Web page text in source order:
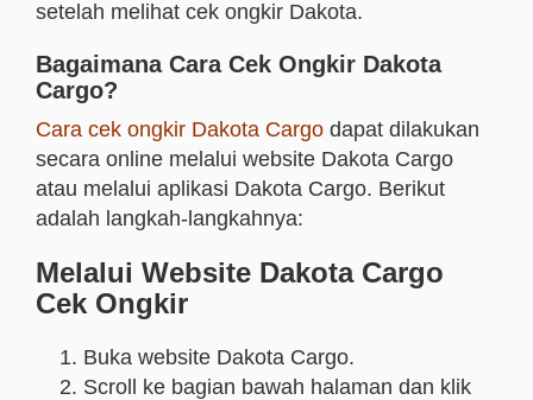
setelah melihat cek ongkir Dakota.
Bagaimana Cara Cek Ongkir Dakota
Cargo?
Cara cek ongkir Dakota Cargo dapat dilakukan
secara online melalui website Dakota Cargo
atau melalui aplikasi Dakota Cargo. Berikut
adalah langkah-langkahnya:
Melalui Website Dakota Cargo
Cek Ongkir
Buka website Dakota Cargo.
Scroll ke bagian bawah halaman dan klik